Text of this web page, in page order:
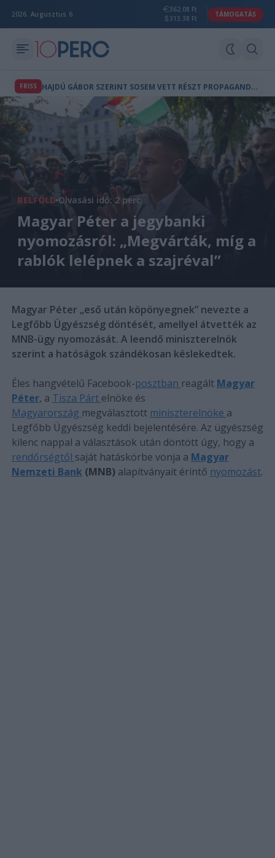
2026. Augusztus 6.
362.08 Ft
313.38 Ft
TÁMOGATÁS
FRISS H
AJDÚ GÁBOR SZERINT SOSEM VETT RÉSZT PROPAGANDAMŰSOROK KÉSZÍTÉSÉBEN
BELFÖLD Olvasási idő: 2 perc
Magyar Péter a jegybanki
nyomozásról: „Megvárták, míg a
rablók lelépnek a szajréval”
Magyar Péter „eső után köpönyegnek” nevezte a
Legfőbb Ügyészség döntését, amellyel átvették az
MNB-ügy nyomozását. A leendő miniszterelnök
szerint a hatóságok szándékosan késlekedtek.
Éles hangvételű Facebook-posztban reagált Magyar
Péter, a Tisza Párt elnöke és
Magyarország megválasztott miniszterelnöke a
Legfőbb Ügyészség keddi bejelentésére. Az ügyészség
kilenc nappal a választások után döntött úgy, hogy a
rendőrségtől saját hatáskörbe vonja a Magyar
Nemzeti Bank (MNB) alapítványait érintő nyomozást.